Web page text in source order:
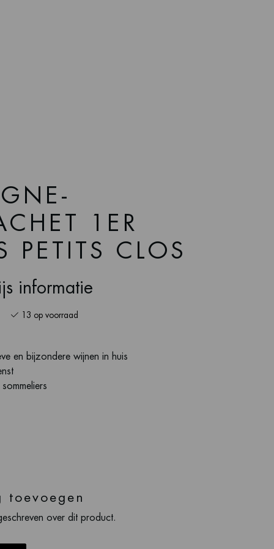
1ER
PETITS CLOS
informatie
13 op voorraad
en bijzondere wijnen in huis
toevoegen
over dit product.